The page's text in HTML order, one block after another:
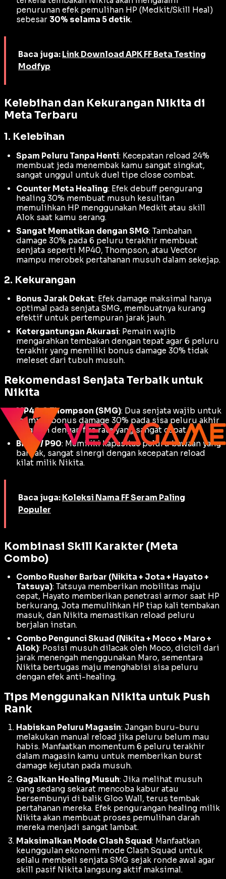
penurunan efek pemulihan HP (Medkit/Skill Heal)
sebesar 30% selama 5 detik.
Baca juga: Link Download APK FF Beta Testing
Modfyp
Kelebihan dan Kekurangan Nikita di
Meta Terbaru
1. Kelebihan
Spam Peluru Tanpa Henti: Kecepatan reload 24%
membuat jeda menembak kamu sangat singkat,
sangat unggul untuk duel tipe close combat.
Counter Meta Healing: Efek debuff pengurang
healing 30% membuat musuh kesulitan
memulihkan HP menggunakan Medkit atau skill
Alok saat kamu serang.
Sangat Mematikan dengan SMG: Tambahan
damage 30% pada 6 peluru terakhir membuat
senjata seperti MP40, Thompson, atau Vector
mampu merobek pertahanan musuh dalam sekejap.
2. Kekurangan
Bonus Jarak Dekat: Efek damage maksimal hanya
optimal pada senjata SMG, membuatnya kurang
efektif untuk pertempuran jarak jauh.
Ketergantungan Akurasi: Pemain wajib
mengarahkan tembakan dengan tepat agar 6 peluru
terakhir yang memiliki bonus damage 30% tidak
meleset dari tubuh musuh.
Rekomendasi Senjata Terbaik untuk
Nikita
MP40 & Thompson (SMG): Dua senjata wajib untuk
memicu bonus damage 30% pada sisa peluru akhir
magasin denganfire rateyang sangat cepat.
Bizon / P90: Memiliki kapasitas peluru bawaan yang
banyak, sangat sinergi dengan kecepatan reload
kilat milik Nikita.
Baca juga: Koleksi Nama FF Seram Paling
Populer
Kombinasi Skill Karakter (Meta
Combo)
Combo Rusher Barbar (Nikita + Jota + Hayato +
Tatsuya): Tatsuya memberikan mobilitas maju
cepat, Hayato memberikan penetrasi armor saat HP
berkurang, Jota memulihkan HP tiap kali tembakan
masuk, dan Nikita memastikan reload peluru
berjalan instan.
Combo Pengunci Skuad (Nikita + Moco + Maro +
Alok): Posisi musuh dilacak oleh Moco, dicicil dari
jarak menengah menggunakan Maro, sementara
Nikita bertugas maju menghabisi sisa peluru
dengan efek anti-healing.
Tips Menggunakan Nikita untuk Push
Rank
Habiskan Peluru Magasin: Jangan buru-buru
melakukan manual reload jika peluru belum mau
habis. Manfaatkan momentum 6 peluru terakhir
dalam magasin kamu untuk memberikan burst
damage kejutan pada musuh.
Gagalkan Healing Musuh: Jika melihat musuh
yang sedang sekarat mencoba kabur atau
bersembunyi di balik Gloo Wall, terus tembak
pertahanan mereka. Efek pengurangan healing milik
Nikita akan membuat proses pemulihan darah
mereka menjadi sangat lambat.
Maksimalkan Mode Clash Squad: Manfaatkan
keunggulan ekonomi mode Clash Squad untuk
selalu membeli senjata SMG sejak ronde awal agar
skill pasif Nikita langsung aktif maksimal.